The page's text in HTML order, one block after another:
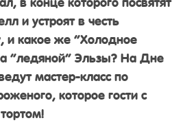
и устроят в честь
и какое же “Холодное
“ледяной” Эльзы? На Дне
мастер-класс по
которое гости с